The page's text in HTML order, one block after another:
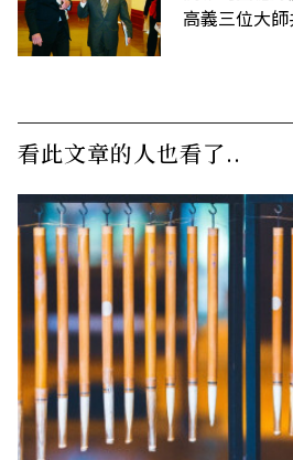
高義三位大
看此文章的人也看了..